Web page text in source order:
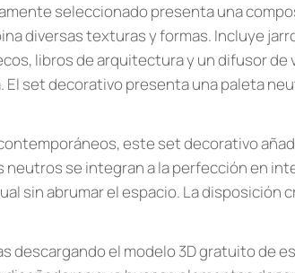
seleccionado presenta una
diversas texturas y formas. Incluye
libros de arquitectura y un difusor de
set decorativo presenta una paleta
este set decorativo
se integran a la perfección en
sin abrumar el espacio. La disposición
descargando el modelo 3D gratuito de